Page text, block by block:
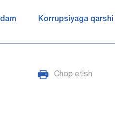
Korrupsiyaga qarshi
Chop etish